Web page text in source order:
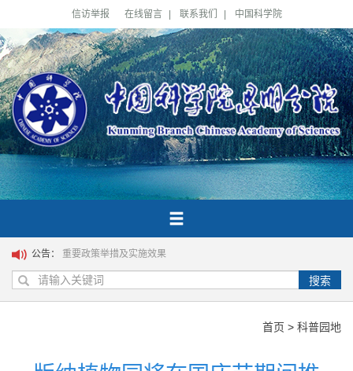
信访举报 在线留言 联系我们 中国科学院
公告： 重要政策举措及实施效果
搜索
首页 > 科普园地